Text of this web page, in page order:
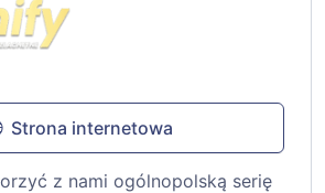
Strona internetowa
z nami ogólnopolską serię